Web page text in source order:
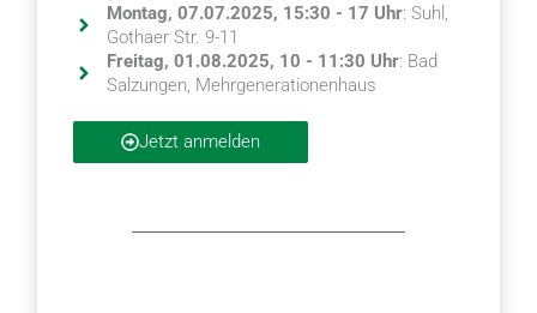
Montag, 07.07.2025, 15:30 - 17 Uhr: Suhl,
Gothaer Str. 9-11
Freitag, 01.08.2025, 10 - 11:30 Uhr: Bad
Salzungen, Mehrgenerationenhaus
Jetzt anmelden